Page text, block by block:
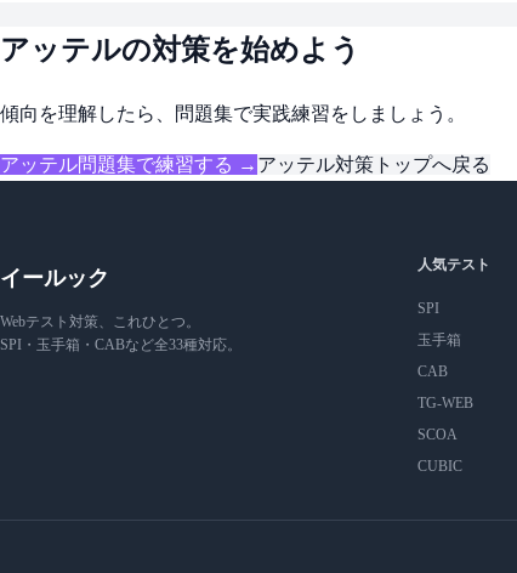
アッテルの対策を始めよう
傾向を理解したら、問題集で実践練習をしましょう。
アッテル問題集で練習する → アッテル対策トップへ戻る
イールック
Webテスト対策、これひとつ。
SPI・玉手箱・CABなど全33種対応。
人気テスト
SPI
玉手箱
CAB
TG-WEB
SCOA
CUBIC